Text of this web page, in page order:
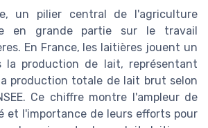
un pilier central de l'agriculture
en grande partie sur le travail
En France, les laitières jouent un
la production de lait, représentant
production totale de lait brut selon
Ce chiffre montre l'ampleur de
et l'importance de leurs efforts pour